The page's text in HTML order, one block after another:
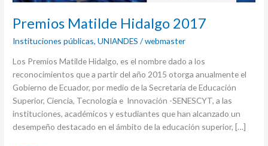
Premios Matilde Hidalgo 2017
Instituciones públicas,UNIANDES /webmaster
Los Premios Matilde Hidalgo, es el nombre dado a los
reconocimientos que a partir del año 2015 otorga anualmente el
Gobierno de Ecuador, por medio de la Secretaría de Educación
Superior, Ciencia, Tecnología e Innovación -SENESCYT, a las
instituciones, académicos y estudiantes que han alcanzado un
desempeño destacado en el ámbito de la educación superior, […]